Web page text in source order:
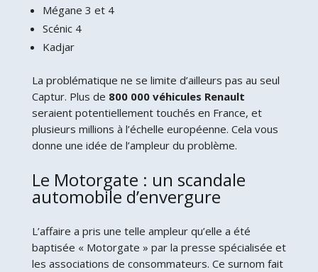
Mégane 3 et 4
Scénic 4
Kadjar
La problématique ne se limite d’ailleurs pas au seul
Captur. Plus de 800 000 véhicules Renault
seraient potentiellement touchés en France, et
plusieurs millions à l’échelle européenne. Cela vous
donne une idée de l’ampleur du problème.
Le Motorgate : un scandale
automobile d’envergure
L’affaire a pris une telle ampleur qu’elle a été
baptisée « Motorgate » par la presse spécialisée et
les associations de consommateurs. Ce surnom fait